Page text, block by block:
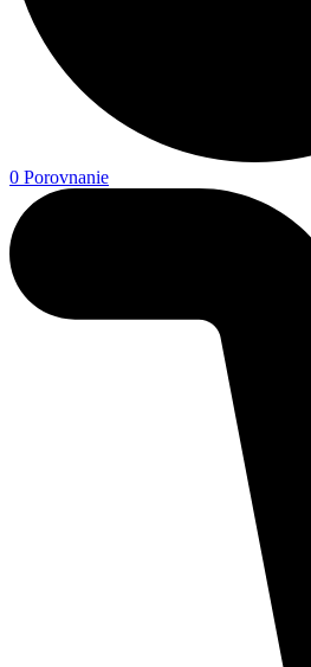
0 Porovnanie